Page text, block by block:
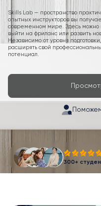
Skills Lab — пространство
опытных инструкторов вы
современном мире. Здесь можно
выйти на фриланс или развить
Независимо от уровня
расширять свой
потенциал.
300+